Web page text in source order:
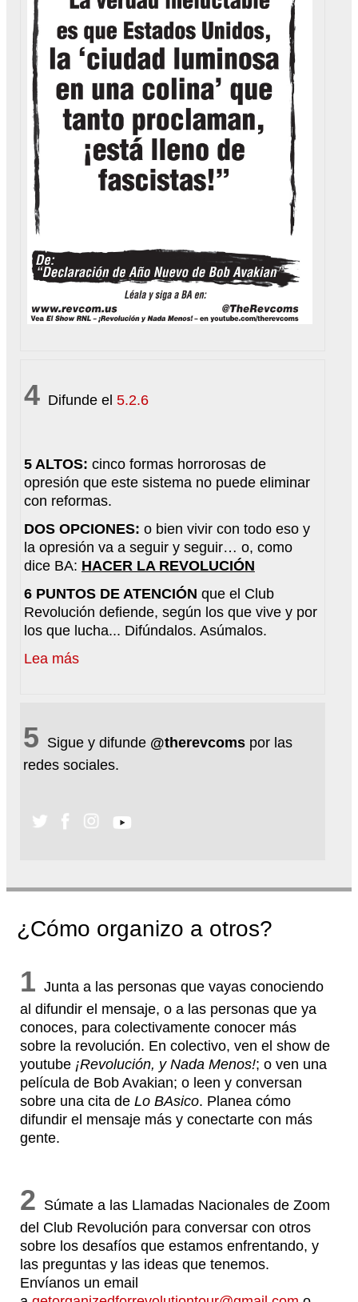
4 Difunde el 5.2.6
5 ALTOS: cinco formas horrorosas de
opresión que este sistema no puede eliminar
con reformas.
DOS OPCIONES: o bien vivir con todo eso y
la opresión va a seguir y seguir… o, como
dice BA: HACER LA REVOLUCIÓN
6 PUNTOS DE ATENCIÓN que el Club
Revolución defiende, según los que vive y por
los que lucha... Difúndalos. Asúmalos.
Lea más
5 Sigue y difunde @therevcomspor las
redes sociales.
¿Cómo organizo a otros?
1 Junta a las personas que vayas conociendo
al difundir el mensaje, o a las personas que ya
conoces, para colectivamente conocer más
sobre la revolución. En colectivo, ven el show de
youtube ¡Revolución, y Nada Menos!; o ven una
película de Bob Avakian; o leen y conversan
sobre una cita de Lo BAsico. Planea cómo
difundir el mensaje más y conectarte con más
gente.
2 Súmate a las Llamadas Nacionales de Zoom
del Club Revolución para conversar con otros
sobre los desafíos que estamos enfrentando, y
las preguntas y las ideas que tenemos.
Envíanos un email